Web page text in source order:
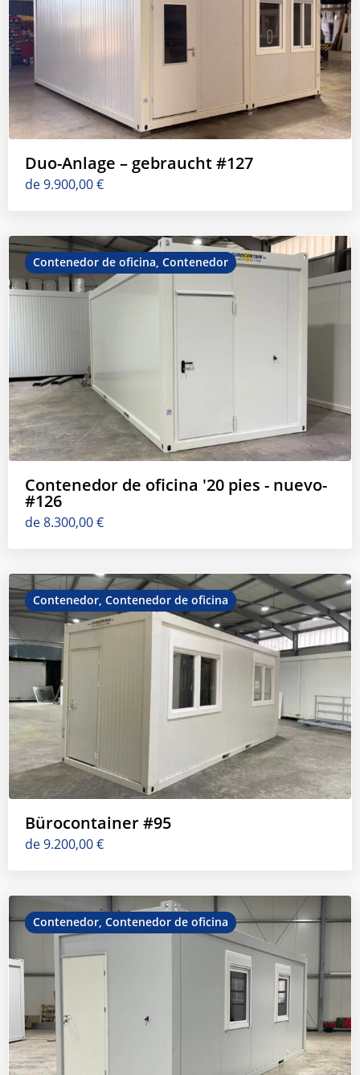
Duo-Anlage – gebraucht #127
de9.900,00€
Contenedor de oficina, Contenedor
Contenedor de oficina '20 pies - nuevo-
#126
de8.300,00€
Contenedor, Contenedor de oficina
Bürocontainer #95
de9.200,00€
Contenedor, Contenedor de oficina